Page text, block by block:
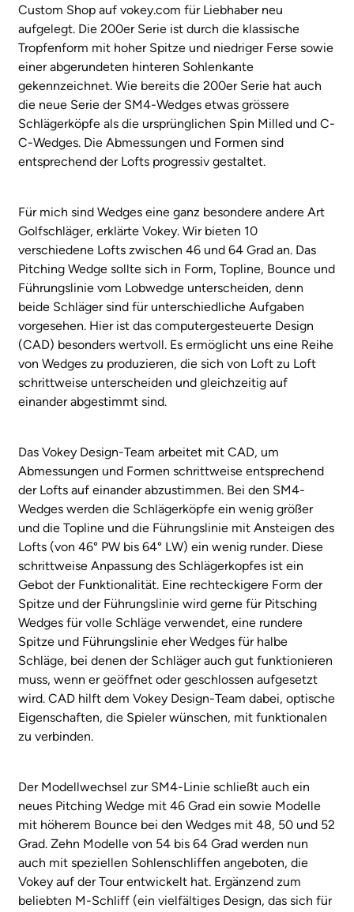
Custom Shop auf vokey.com für Liebhaber neu
aufgelegt. Die 200er Serie ist durch die klassische
Tropfenform mit hoher Spitze und niedriger Ferse sowie
einer abgerundeten hinteren Sohlenkante
gekennzeichnet. Wie bereits die 200er Serie hat auch
die neue Serie der SM4-Wedges etwas grössere
Schlägerköpfe als die ursprünglichen Spin Milled und C-
C-Wedges. Die Abmessungen und Formen sind
entsprechend der Lofts progressiv gestaltet.
Für mich sind Wedges eine ganz besondere andere Art
Golfschläger, erklärte Vokey. Wir bieten 10
verschiedene Lofts zwischen 46 und 64 Grad an. Das
Pitching Wedge sollte sich in Form, Topline, Bounce und
Führungslinie vom Lobwedge unterscheiden, denn
beide Schläger sind für unterschiedliche Aufgaben
vorgesehen. Hier ist das computergesteuerte Design
(CAD) besonders wertvoll. Es ermöglicht uns eine Reihe
von Wedges zu produzieren, die sich von Loft zu Loft
schrittweise unterscheiden und gleichzeitig auf
einander abgestimmt sind.
Das Vokey Design-Team arbeitet mit CAD, um
Abmessungen und Formen schrittweise entsprechend
der Lofts auf einander abzustimmen. Bei den SM4-
Wedges werden die Schlägerköpfe ein wenig größer
und die Topline und die Führungslinie mit Ansteigen des
Lofts (von 46° PW bis 64° LW) ein wenig runder. Diese
schrittweise Anpassung des Schlägerkopfes ist ein
Gebot der Funktionalität. Eine rechteckigere Form der
Spitze und der Führungslinie wird gerne für Pitsching
Wedges für volle Schläge verwendet, eine rundere
Spitze und Führungslinie eher Wedges für halbe
Schläge, bei denen der Schläger auch gut funktionieren
muss, wenn er geöffnet oder geschlossen aufgesetzt
wird. CAD hilft dem Vokey Design-Team dabei, optische
Eigenschaften, die Spieler wünschen, mit funktionalen
zu verbinden.
Der Modellwechsel zur SM4-Linie schließt auch ein
neues Pitching Wedge mit 46 Grad ein sowie Modelle
mit höherem Bounce bei den Wedges mit 48, 50 und 52
Grad. Zehn Modelle von 54 bis 64 Grad werden nun
auch mit speziellen Sohlenschliffen angeboten, die
Vokey auf der Tour entwickelt hat. Ergänzend zum
beliebten M-Schliff (ein vielfältiges Design, das sich für